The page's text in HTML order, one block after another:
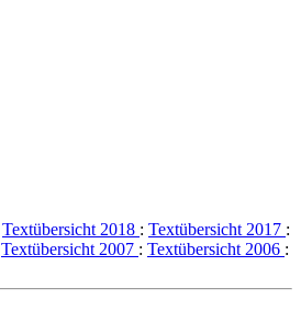
Textübersicht 2018 : Textübersicht 2017 :
Textübersicht 2007 : Textübersicht 2006 :